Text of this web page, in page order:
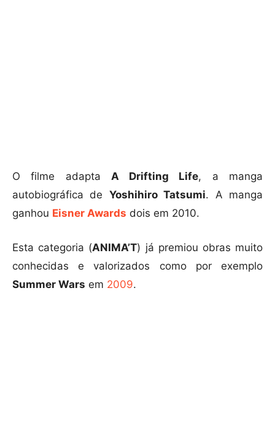
O filme adapta A Drifting Life, a manga
autobiográfica de Yoshihiro Tatsumi. A manga
ganhou Eisner Awards dois em 2010.
Esta categoria (ANIMA’T) já premiou obras muito
conhecidas e valorizados como por exemplo
Summer Wars em 2009.